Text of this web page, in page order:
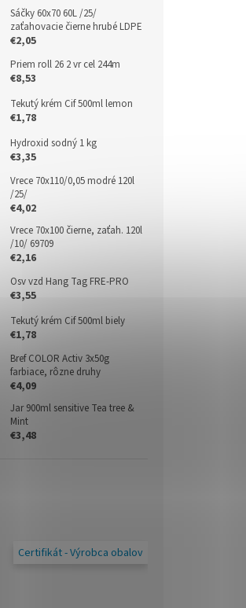
Sáčky 60x70 60L /25/
zaťahovacie čierne hrubé LDPE
€2,05
Priem roll 26 2 vr cel 244m
€8,53
Tekutý krém Cif 500ml lemon
€1,78
Hydroxid sodný 1 kg
€3,35
Vrece 70x110/0,05 modré 120l
/25/
€4,02
Vrece 70x100 čierne, zaťah. 120l
/10/ 69709
€2,16
Osv vzd Hang Tag FRE-PRO
€3,55
Tekutý krém Cif 500ml biely
€1,78
Bref COLOR Activ 3x50g
farbiace, rôzne druhy
€4,09
Jar 900ml sensitive Tea tree &
Mint
€3,48
Certifikát - Výrobca obalov